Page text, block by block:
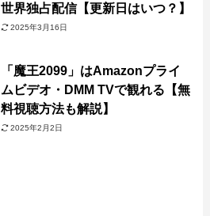
世界独占配信【更新日はいつ？】
2025年3月16日
「魔王2099」はAmazonプライ
ムビデオ・DMM TVで観れる【無
料視聴方法も解説】
2025年2月2日